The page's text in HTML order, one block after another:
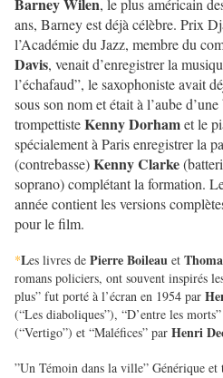
ans, Barney est déjà célèbre. Prix
l’Académie du Jazz, membre du
Davis, venait d’enregistrer la
l’échafaud”, le saxophoniste avait
sous son nom et était à l’aube
trompettisteKenny Dorhamet le
spécialement à Paris enregistrer la
(contrebasse)Kenny Clarke
soprano) complétant la formation.
année contient les versions
pour le film.
*Les livres de Pierre Boileau et
romans policiers, ont souvent inspirés
plus” fut porté à l’écran en 1954 par
(“Les diaboliques”), “D’entre les
(“Vertigo”) et “Maléfices” par Henri
”Un Témoin dans la ville” Générique